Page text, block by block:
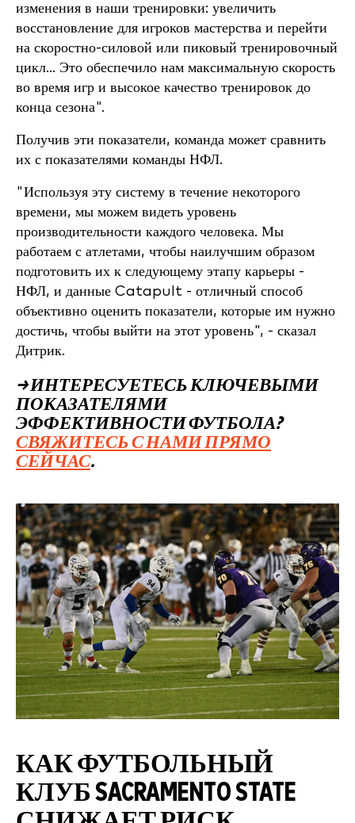
изменения в наши тренировки: увеличить
восстановление для игроков мастерства и перейти
на скоростно-силовой или пиковый тренировочный
цикл... Это обеспечило нам максимальную скорость
во время игр и высокое качество тренировок до
конца сезона".
Получив эти показатели, команда может сравнить
их с показателями команды НФЛ.
"Используя эту систему в течение некоторого
времени, мы можем видеть уровень
производительности каждого человека. Мы
работаем с атлетами, чтобы наилучшим образом
подготовить их к следующему этапу карьеры -
НФЛ, и данные Catapult - отличный способ
объективно оценить показатели, которые им нужно
достичь, чтобы выйти на этот уровень", - сказал
Дитрик.
→ ИНТЕРЕСУЕТЕСЬ КЛЮЧЕВЫМИ
ПОКАЗАТЕЛЯМИ
ЭФФЕКТИВНОСТИ ФУТБОЛА?
СВЯЖИТЕСЬ С НАМИ ПРЯМО
СЕЙЧАС.
КАК ФУТБОЛЬНЫЙ
КЛУБ SACRAMENTO STATE